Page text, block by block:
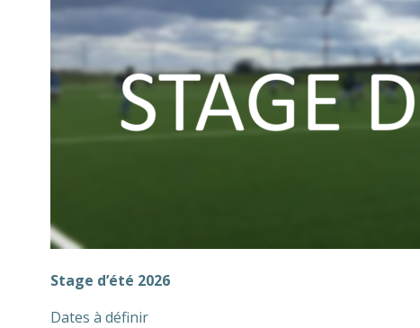
Stage d’été 2026
Dates à définir